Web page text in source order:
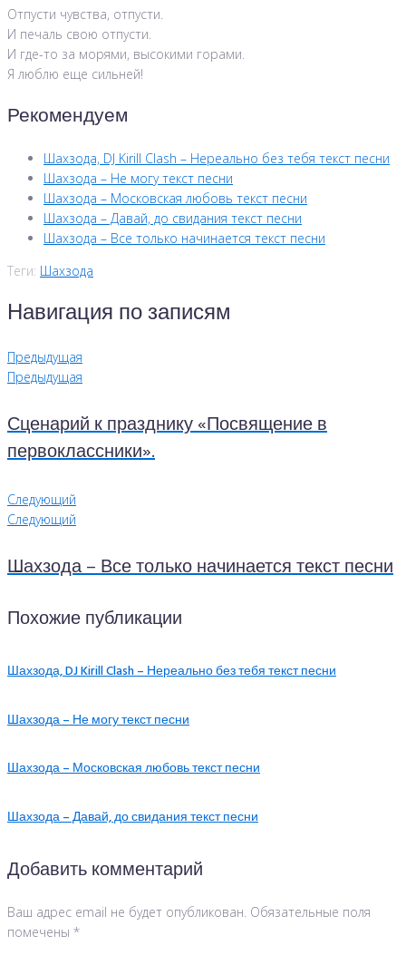
Отпусти чувства, отпусти.
И печаль свою отпусти.
И где-то за морями, высокими горами.
Я люблю еще сильней!
Рекомендуем
Шахзода, DJ Kirill Clash – Нереально без тебя текст песни
Шахзода – Не могу текст песни
Шахзода – Московская любовь текст песни
Шахзода – Давай, до свидания текст песни
Шахзода – Все только начинается текст песни
Теги: Шахзода
Навигация по записям
Предыдущая
Предыдущая
Сценарий к празднику «Посвящение в
первоклассники».
Следующий
Следующий
Шахзода – Все только начинается текст песни
Похожие публикации
Шахзода, DJ Kirill Clash – Нереально без тебя текст песни
Шахзода – Не могу текст песни
Шахзода – Московская любовь текст песни
Шахзода – Давай, до свидания текст песни
Добавить комментарий
Ваш адрес email не будет опубликован. Обязательные поля
помечены *